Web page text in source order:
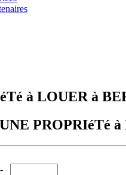
à LOUER à
PROPRIéTé
-